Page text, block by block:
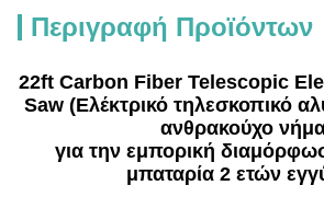
Περιγραφή Προϊόντων
22ft Carbon Fiber Telescopic
Saw (Ελέκτρικό τηλεσκοπικό
ανθρακούχο
για την εμπορική
μπαταρία 2 ετών